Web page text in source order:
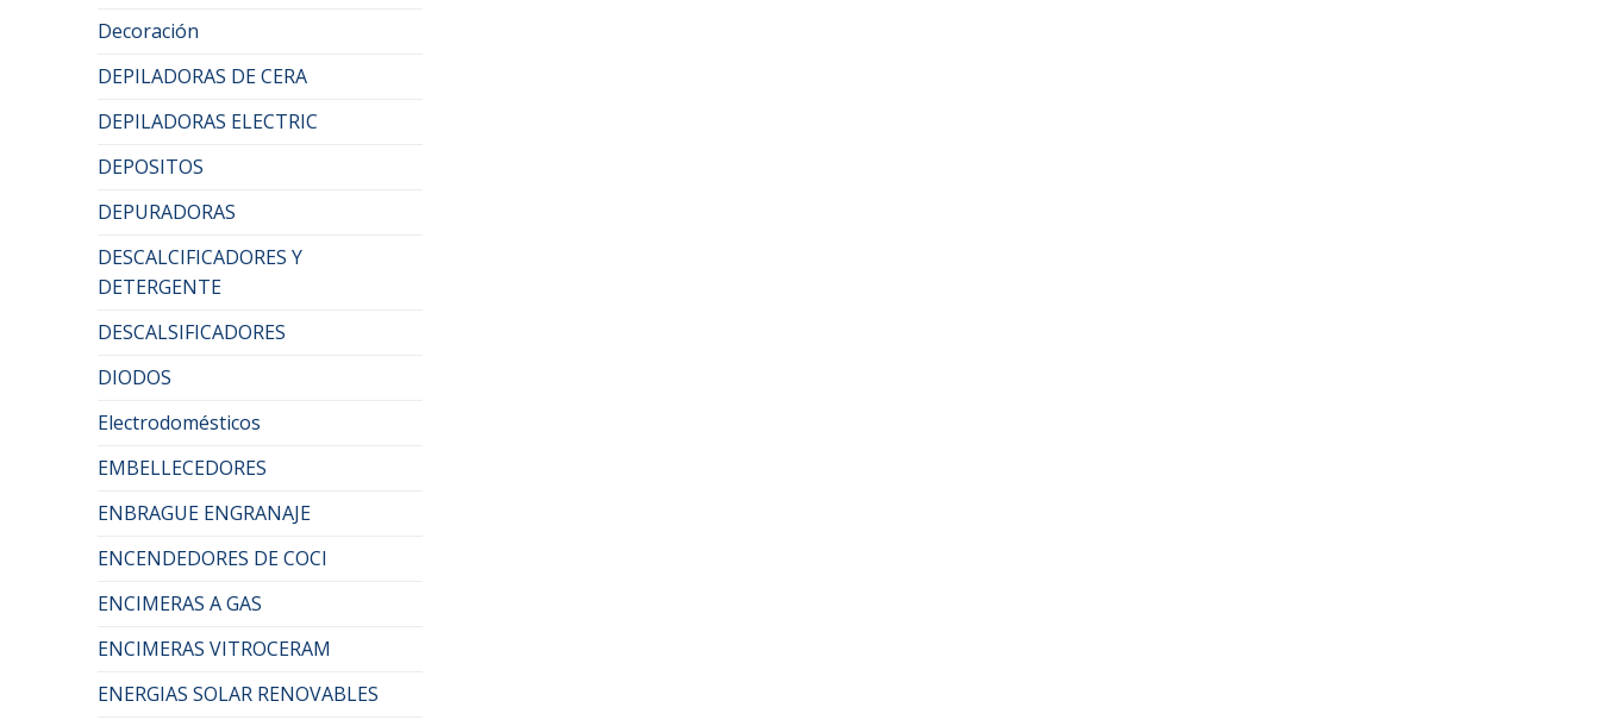
Decoración
DEPILADORAS DE CERA
DEPILADORAS ELECTRIC
DEPOSITOS
DEPURADORAS
DESCALCIFICADORES Y
DETERGENTE
DESCALSIFICADORES
DIODOS
Electrodomésticos
EMBELLECEDORES
ENBRAGUE ENGRANAJE
ENCENDEDORES DE COCI
ENCIMERAS A GAS
ENCIMERAS VITROCERAM
ENERGIAS SOLAR RENOVABLES